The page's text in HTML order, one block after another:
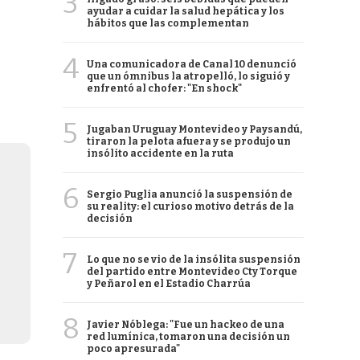
ayudar a cuidar la salud hepática y los
hábitos que las complementan
4
Una comunicadora de Canal 10 denunció
que un ómnibus la atropelló, lo siguió y
enfrentó al chofer: "En shock"
5
Jugaban Uruguay Montevideo y Paysandú,
tiraron la pelota afuera y se produjo un
insólito accidente en la ruta
6
Sergio Puglia anunció la suspensión de
su reality: el curioso motivo detrás de la
decisión
7
Lo que no se vio de la insólita suspensión
del partido entre Montevideo Cty Torque
y Peñarol en el Estadio Charrúa
8
Javier Nóblega: "Fue un hackeo de una
red lumínica, tomaron una decisión un
poco apresurada"